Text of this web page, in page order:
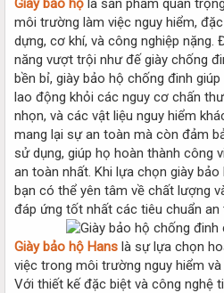
e
r
môi trường làm việc nguy hiểm,
dựng, cơ khí, và công nghiệp
năng vượt trội như đế giày chống
bền bỉ, giày bảo hộ chống đinh
lao động khỏi các nguy cơ chấn
nhọn, và các vật liệu nguy hiểm
mang lại sự an toàn mà còn đảm
sử dụng, giúp họ hoàn thành công
an toàn nhất. Khi lựa chọn giày
bạn có thể yên tâm về chất lượng
đáp ứng tốt nhất các tiêu chuẩn
Giày bảo hộ Hans là sự lựa chọn
việc trong môi trường nguy hiểm
Với thiết kế đặc biệt và công nghệ